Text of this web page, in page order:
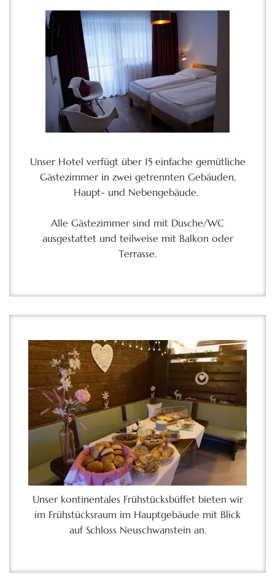
Unser Hotel verfügt über 15 einfache gemütliche
Gästezimmer in zwei getrennten Gebäuden,
Haupt- und Nebengebäude.
Alle Gästezimmer sind mit Dusche/WC
ausgestattet und teilweise mit Balkon oder
Terrasse.
Unser kontinentales Frühstücksbüffet bieten wir
im Frühstücksraum im Hauptgebäude mit Blick
auf Schloss Neuschwanstein an.